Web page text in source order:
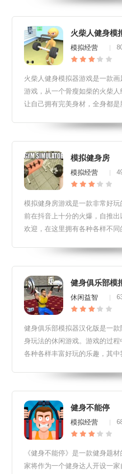
仅仅健身是不够的。您还需要定
设立一定的奖金来吸引更多的客
火柴人健身模
模拟经营
火柴人健身模拟器游戏是一款
游戏，从一个骨瘦如柴的火柴
让自己拥有完美身材，全身都
钟，可以花少量的时间休息，但
手机夸天，更不能撩妹，到这来
模拟健身房
模拟经营
模拟健身房游戏是一款非常好玩
前在抖音上十分的火爆，自推
欢迎，在这里拥有各种各样不
身技巧，找到最好的健身方法，
哥猛男，还有很多萌妹子陪你玩
健身俱乐部模
休闲益智
健身俱乐部模拟器汉化版是一
身玩法的休闲游戏。游戏的过程
各种各样丰富好玩的乐趣，其
的，就是让自己的身材变得更好
多的美女，说不定运气好的话还
健身不能停
模拟经营
《健身不能停》是一款健身题
家将作为一个健身达人开设一